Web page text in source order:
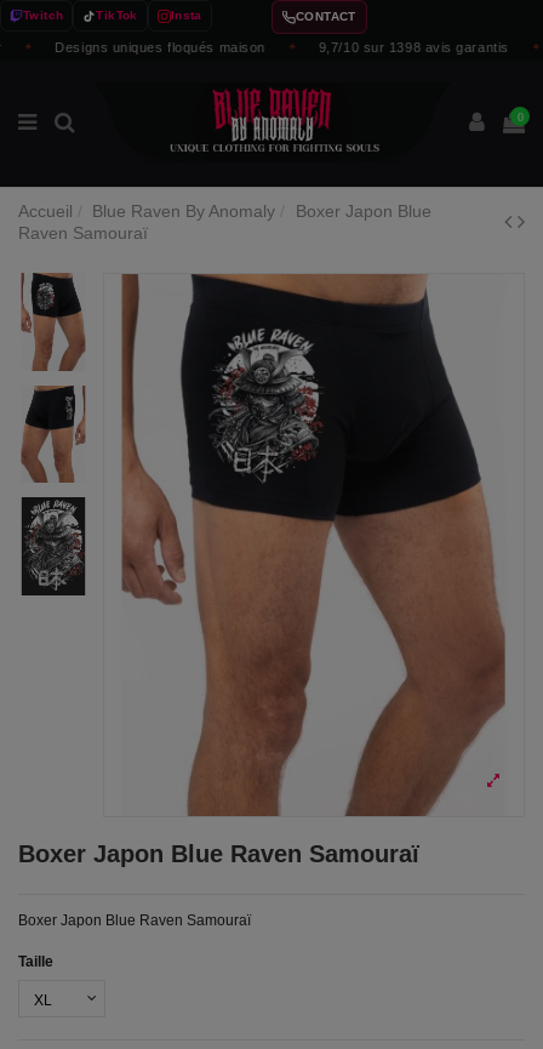
Twitch TikTok Insta
Designs uniques floqués maison 9,7/10 sur 1398 avis garantis
CONTACT
0
Accueil Blue Raven By Anomaly
Boxer Japon Blue
Raven Samouraï
Boxer Japon Blue Raven Samouraï
Boxer Japon Blue Raven Samouraï
Taille